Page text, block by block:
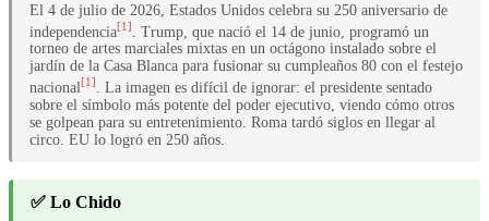
El 4 de julio de 2026, Estados Unidos celebra su 250 aniversario de
independencia[1]
. Trump, que nació el 14 de junio, programó un
torneo de artes marciales mixtas en un octágono instalado sobre el
jardín de la Casa Blanca para fusionar su cumpleaños 80 con el festejo
nacional [1]
. La imagen es difícil de ignorar: el presidente sentado
sobre el símbolo más potente del poder ejecutivo, viendo cómo otros
se golpean para su entretenimiento. Roma tardó siglos en llegar al
circo. EU lo logró en 250 años.
✅ Lo Chido